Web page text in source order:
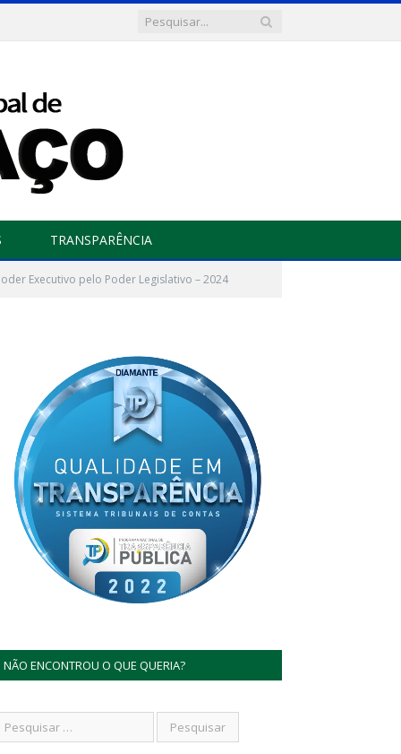
TRANSPARÊNCIA
Executivo pelo Poder Legislativo – 2024
NÃO ENCONTROU O QUE QUERIA?